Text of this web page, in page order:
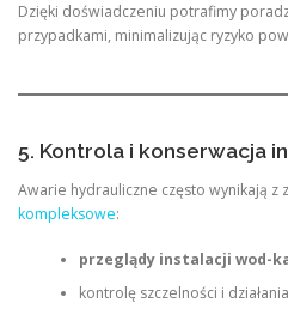
Dzięki doświadczeniu potrafimy
przypadkami, minimalizując ryzyko
5. Kontrola i konserwacja
Awarie hydrauliczne często wynikają z
kompleksowe:
przeglądy instalacji wod-
kontrolę szczelności i